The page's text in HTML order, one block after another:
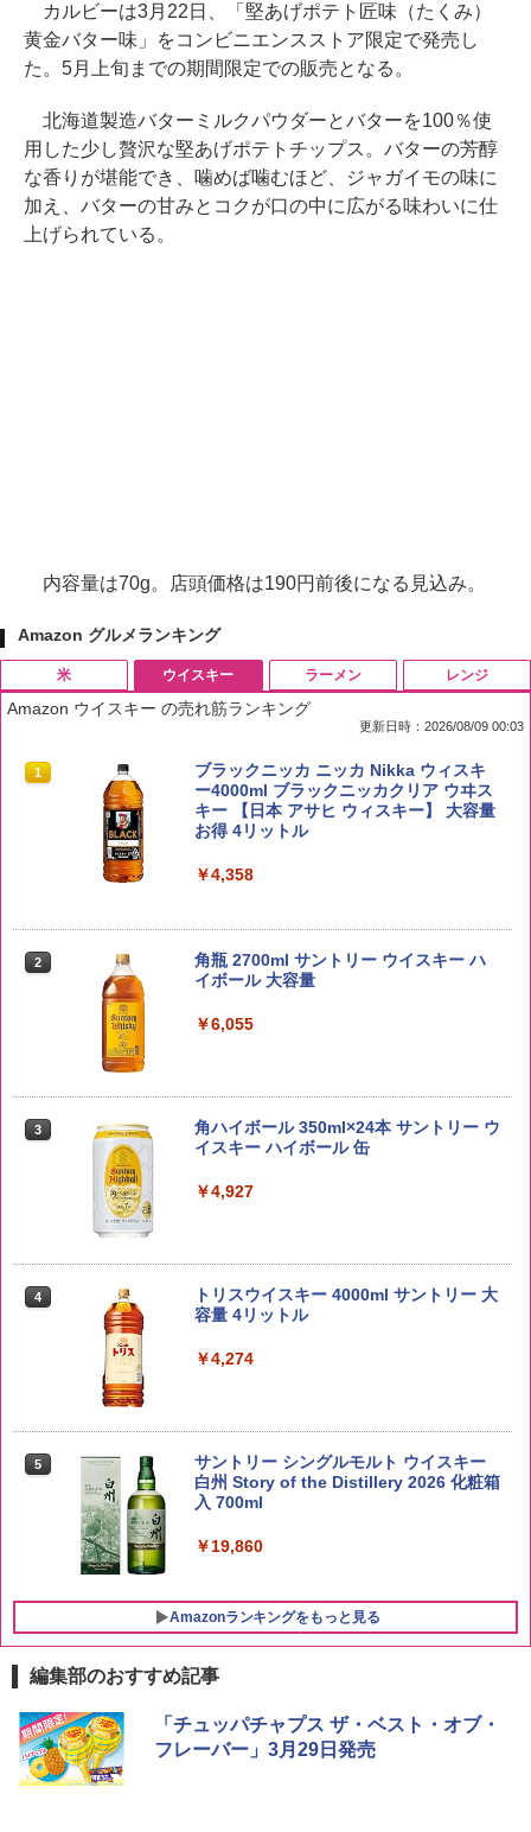
カルビーは3月22日、「堅あげポテト匠味（たくみ）
黄金バター味」をコンビニエンスストア限定で発売し
た。5月上旬までの期間限定での販売となる。
北海道製造バターミルクパウダーとバターを100％使
用した少し贅沢な堅あげポテトチップス。バターの芳醇
な香りが堪能でき、噛めば噛むほど、ジャガイモの味に
加え、バターの甘みとコクが口の中に広がる味わいに仕
上げられている。
内容量は70g。店頭価格は190円前後になる見込み。
Amazon グルメランキング
米
1 by Amazon 国産ブレンド米 精米 5kg
￥2,650
5kg 長野県産 令和7年産
kg 業務用 お米マイスターブレンド
らめき 5kg 令和7年産
米 5kg
￥3,396
ウイスキー
Amazon ウイスキー の売れ筋ランキング
更新日時：2026/08/09 00:03
1
ブラックニッカ ニッカ Nikka ウィスキ
ー4000ml ブラックニッカクリア ウヰス
キー 【日本 アサヒ ウィスキー】 大容量
お得 4リットル
￥4,358
2
角瓶 2700ml サントリー ウイスキー ハ
イボール 大容量
￥6,055
3
角ハイボール 350ml×24本 サントリー ウ
イスキー ハイボール 缶
￥4,927
4
トリスウイスキー 4000ml サントリー 大
容量 4リットル
￥4,274
5
サントリー シングルモルト ウイスキー
白州 Story of the Distillery 2026 化粧箱
入 700ml
￥19,860
Amazonランキングをもっと見る
ラーメン
1
チキンラーメン どんぶり 85g×12個 日清
食品 インスタント カップ麺
レンジ
1
【セット買い】[山善] スチームオーブン
レンジ 25L 一人暮らし 二人暮らし フラ
ットテーブル スチーム調理 自動メニュ
編集部のおすすめ記事
「チュッパチャプス ザ・ベスト・オブ・
フレーバー」3月29日発売